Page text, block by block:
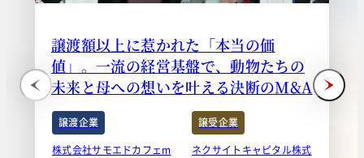
譲渡額以上に惹かれた「本当の価
値」。一流の経営基盤で、動物たちの
未来と母への想いを叶える決断のM&A
譲渡企業
譲受企業
株式会社サモエドカフェm
ネクサイトキャピタル株式